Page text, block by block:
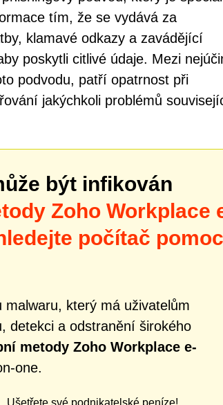
tím, že se vydává za
klamavé odkazy a zavádějící
poskytli citlivé údaje. Mezi
podvodu, patří opatrnost při
jakýchkoli problémů
být infikován
Zoho Workplace
počítač
který má uživatelům
detekci a odstranění širokého
metody Zoho Workplace e-
one.
Ušetřete své podnikatelské peníze!